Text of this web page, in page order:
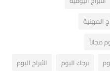
المهنية
مجاناً
برجك اليوم
الأبراج اليوم